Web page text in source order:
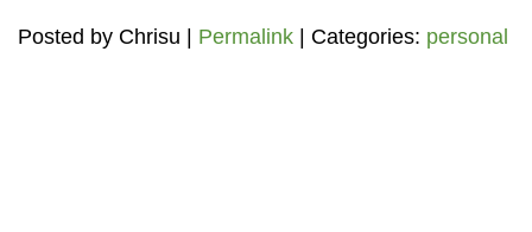
Posted by Chrisu Permalink | Categories: personal